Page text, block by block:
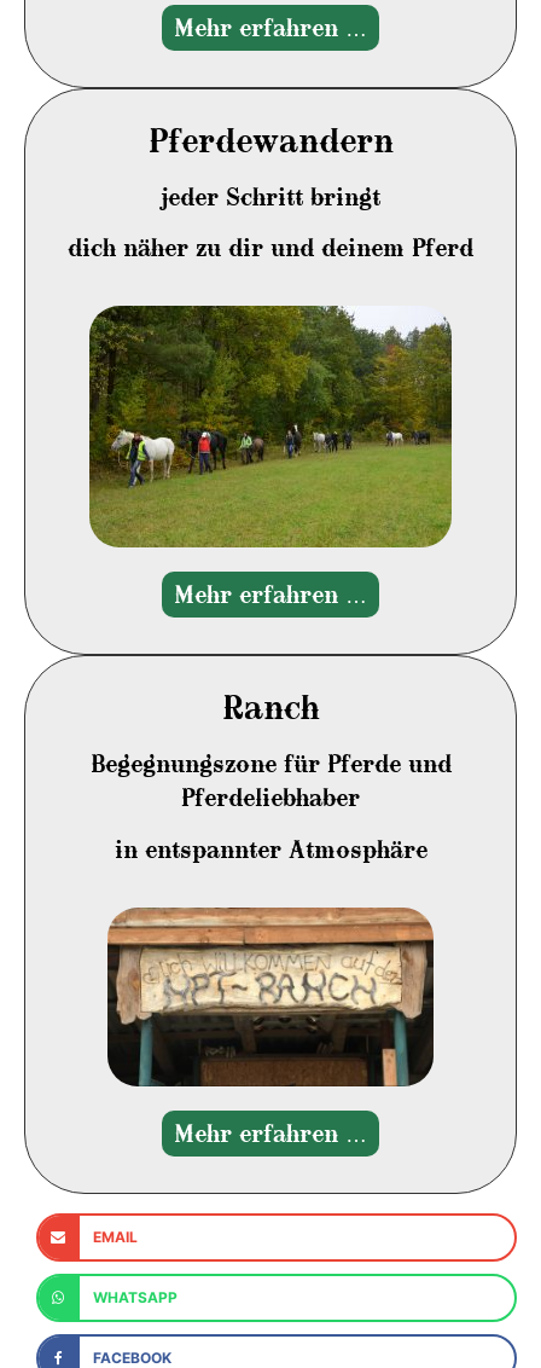
Mehr erfahren …
Pferdewandern
jeder Schritt bringt
dich näher zu dir und deinem Pferd
Mehr erfahren …
Ranch
Begegnungszone für Pferde und
Pferdeliebhaber
in entspannter Atmosphäre
Mehr erfahren …
EMAIL
WHATSAPP
FACEBOOK